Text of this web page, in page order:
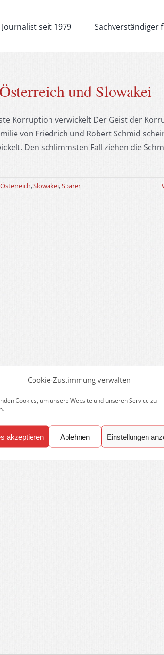
Cookie-Zustimmung verwalten
Cookies, um unsere Website und unseren Service zu
akzeptieren Ablehnen Einstellungen
Journalist seit 1979 Sachverständiger
und Slowakei
Korruption verwickelt Der Geist der
von Friedrich und Robert Schmid
Den schlimmsten Fall ziehen die
Österreich,Slowakei,Sparer